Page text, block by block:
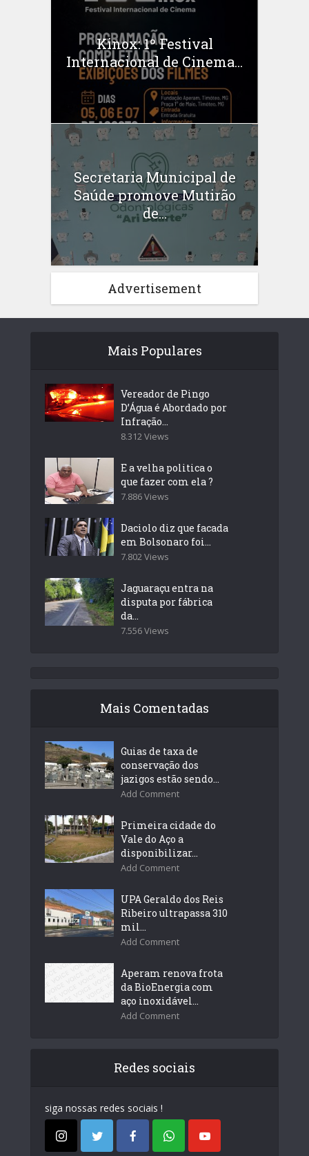
Kinox: 1º Festival
Internacional de Cinema...
Secretaria Municipal de
Saúde promove Mutirão
de...
Advertisement
Mais Populares
Vereador de Pingo
D’Água é Abordado por
Infração...
8.312 Views
E a velha politica o
que fazer com ela ?
7.886 Views
Daciolo diz que facada
em Bolsonaro foi...
7.802 Views
Jaguaraçu entra na
disputa por fábrica
da...
7.556 Views
Mais Comentadas
Guias de taxa de
conservação dos
jazigos estão sendo...
Add Comment
Primeira cidade do
Vale do Aço a
disponibilizar...
Add Comment
UPA Geraldo dos Reis
Ribeiro ultrapassa 310
mil...
Add Comment
Aperam renova frota
da BioEnergia com
aço inoxidável...
Add Comment
Redes sociais
siga nossas redes sociais !